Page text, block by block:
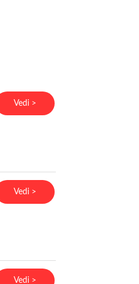
Vedi >
Vedi >
Vedi >